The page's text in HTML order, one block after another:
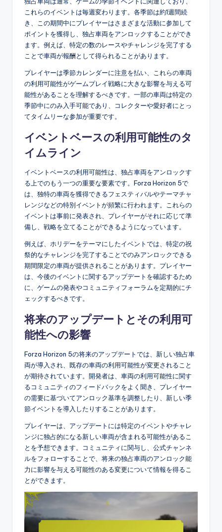
これらのイベントは毎週変わります。各季節は約1週間続
き、この期間中にプレイヤーはさまざまな活動に参加して
ポイントを獲得し、独占車両をアンロックすることができ
ます。例えば、特定の数のレースやチャレンジを完了する
ことで車両が報酬として得られることがあります。
プレイヤーは季節カレンダーに注意を払い、これらの車両
の利用可能性がゲームプレイ戦略に大きな影響を与える可
能性があることを理解するべきです。一部の車両は特定の
季節中にのみ入手可能であり、コレクターや愛好者にとっ
てタイムリーな参加が重要です。
イベントベースの利用可能性のタ
イムライン
イベントベースの利用可能性は、独占車両をアンロックす
る上でのもう一つの重要な要素です。Forza Horizon 5で
は、独特の車両を獲得できるフェスティバルやテーマチャ
レンジなどの特別イベントが頻繁に行われます。これらの
イベントは事前に発表され、プレイヤーがそれに応じて準
備し、戦略を立てることができるようになっています。
例えば、ホリデーをテーマにしたイベントでは、特定の祝
祭的なチャレンジを完了することでのみアンロックできる
期間限定の車両が提供されることがあります。プレイヤー
は、今後のイベントに関するアップデートを確認するため
に、ゲームの発表やコミュニティフォーラムを定期的にチ
ェックするべきです。
将来のアップデートとその利用可
能性への影響
Forza Horizon 5の将来のアップデートでは、新しい独占車
両が導入され、既存の車両の利用可能性が変更されること
が期待されています。開発者は、車両の利用可能性に関す
るコミュニティのフィードバックをよく聞き、プレイヤー
の需要に基づいてアンロック基準を調整したり、新しい季
節イベントを導入したりすることがあります。
プレイヤーは、アップデートには特定のイベントやチャレ
ンジに独占的になる新しい車両が含まれる可能性があるこ
とを予想できます。コミュニティに関与し、公式チャンネ
ルをフォローすることで、将来の独占車両のアンロック能
力に影響を与える可能性のある変更について情報を得るこ
とができます。